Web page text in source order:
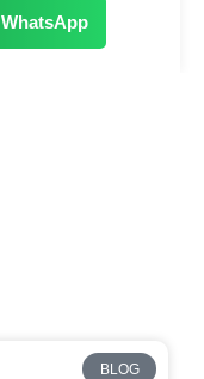
WhatsApp
BLOG